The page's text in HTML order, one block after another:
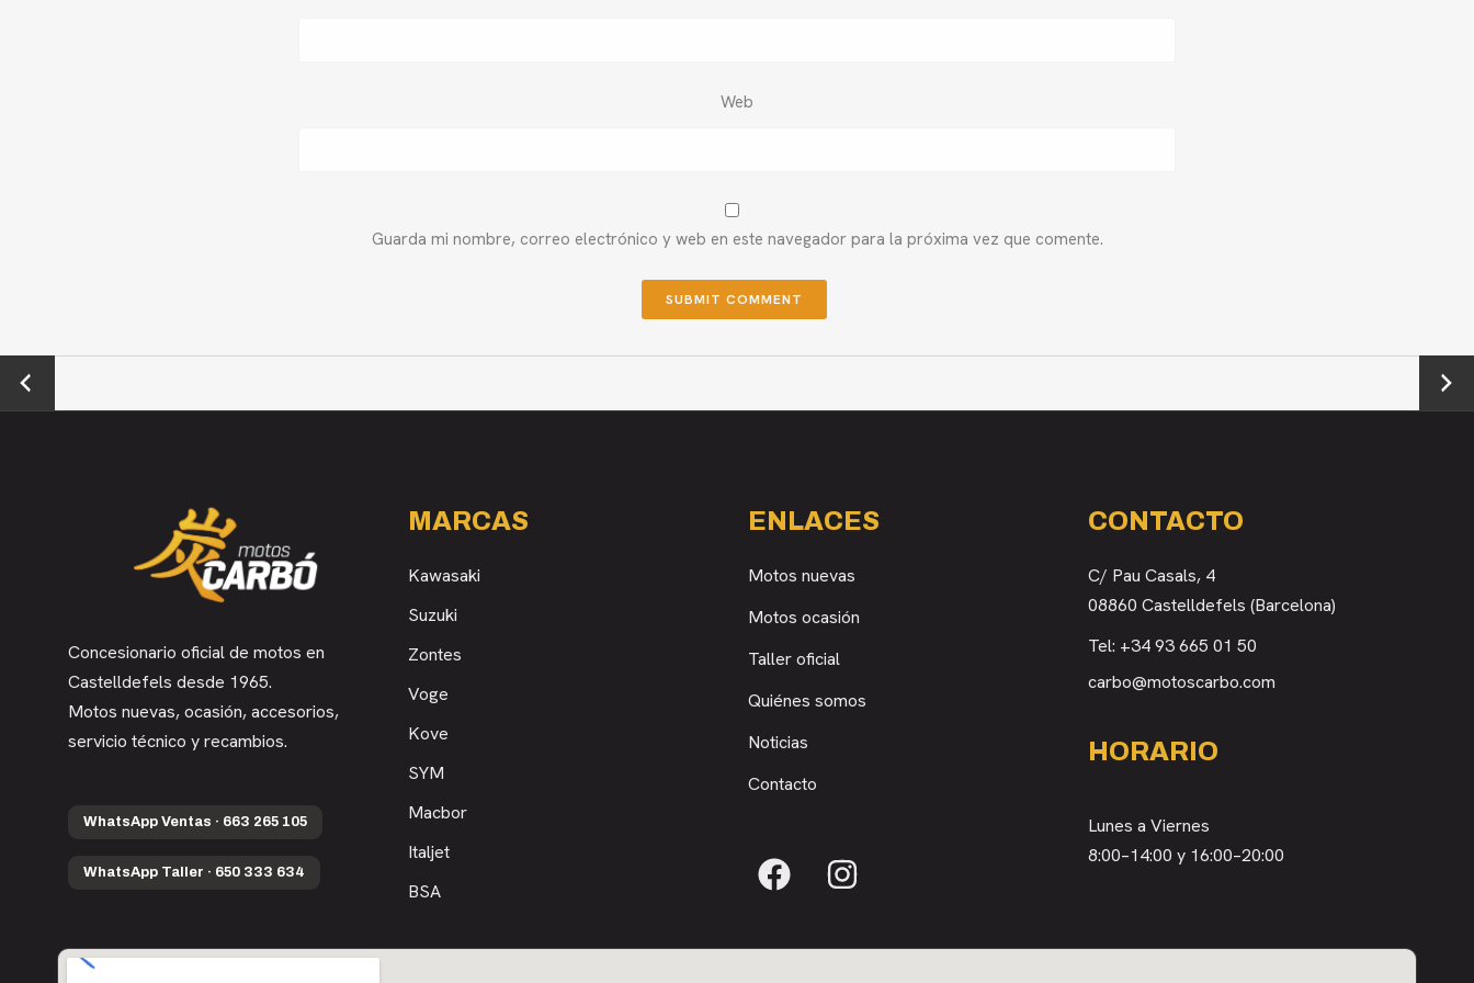
Web
Guarda mi nombre, correo electrónico y web en este navegador para la próxima vez que comente.
←
Previo
Next
→
Concesionario oficial de motos en
Castelldefels desde 1965.
Motos nuevas, ocasión, accesorios,
servicio técnico y recambios.
WhatsApp Ventas · 663 265 105
WhatsApp Taller · 650 333 634
MARCAS
Kawasaki
Suzuki
Zontes
Voge
Kove
SYM
Macbor
Italjet
BSA
ENLACES
Motos nuevas
Motos ocasión
Taller oficial
Quiénes somos
Noticias
Contacto
CONTACTO
C/ Pau Casals, 4
08860 Castelldefels (Barcelona)
Tel: +34 93 665 01 50
carbo@motoscarbo.com
HORARIO
Lunes a Viernes
8:00–14:00 y 16:00–20:00